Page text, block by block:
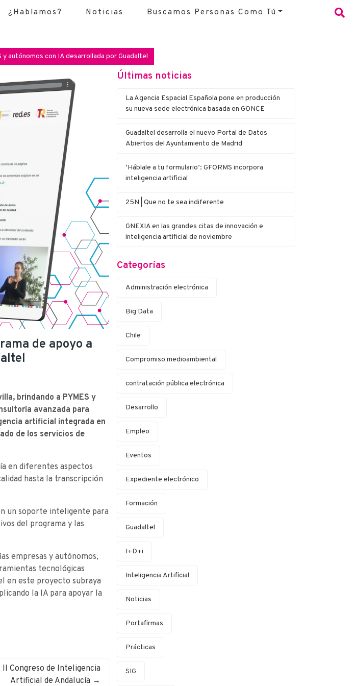
¿Hablamos? Noticias Buscamos Personas Como Tú
autónomos con IA desarrollada por Guadaltel
de apoyo a
brindando a PYMES y
avanzada para
artificial integrada en
de los servicios de
en diferentes aspectos
hasta la transcripción
un soporte inteligente para
del programa y las
empresas y autónomos,
tecnológicas
en este proyecto subraya
la IA para apoyar la
Congreso de Inteligencia
Artificial de Andalucía
Últimas noticias
La Agencia Espacial Española pone en producción
su nueva sede electrónica basada en G·ONCE
Guadaltel desarrolla el nuevo Portal de Datos
Abiertos del Ayuntamiento de Madrid
‘Háblale a tu formulario’: G·FORMS incorpora
inteligencia artificial
25N | Que no te sea indiferente
G·NEXIA en las grandes citas de innovación e
inteligencia artificial de noviembre
Categorías
Administración electrónica
Big Data
Chile
Compromiso medioambiental
contratación pública electrónica
Desarrollo
Empleo
Eventos
Expediente electrónico
Formación
Guadaltel
I+D+i
Inteligencia Artificial
Noticias
Portafirmas
Prácticas
SIG